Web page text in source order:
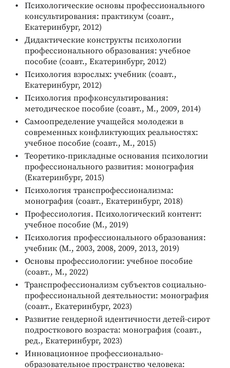
Психологические основы профессионального
консультирования: практикум (соавт.,
Екатеринбург, 2012)
Дидактические конструкты психологии
профессионального образования: учебное
пособие (соавт., Екатеринбург, 2012)
Психология взрослых: учебник (соавт.,
Екатеринбург, 2012)
Психология профконсультирования:
методическое пособие (соавт., М., 2009, 2014)
Самоопределение учащейся молодежи в
современных конфликтующих реальностях:
учебное пособие (соавт., М., 2015)
Теоретико-прикладные основания психологии
профессионального развития: монография
(Екатеринбург, 2015)
Психология транспрофессионализма:
монография (соавт., Екатеринбург, 2018)
Профессиология. Психологический контент:
учебное пособие (М., 2019)
Психология профессионального образования:
учебник (М., 2003, 2008, 2009, 2013, 2019)
Основы профессиологии: учебное пособие
(соавт., М., 2022)
Транспрофессионализм субъектов социально-
профессиональной деятельности: монография
(соавт., Екатеринбург, 2023)
Развитие гендерной идентичности детей-сирот
подросткового возраста: монография (соавт.,
ред., Екатеринбург, 2023)
Инновационное профессионально-
образовательное пространство человека: